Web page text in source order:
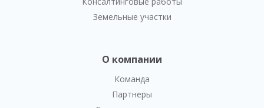
Земельные участки
О компании
Команда
Партнеры